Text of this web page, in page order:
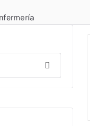
Buscar